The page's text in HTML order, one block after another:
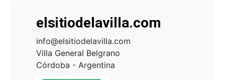
elsitiodelavilla.com
info@elsitiodelavilla.com
Villa General Belgrano
Córdoba - Argentina